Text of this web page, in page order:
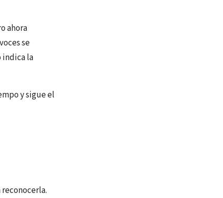
ahora
se
indica la
y sigue el